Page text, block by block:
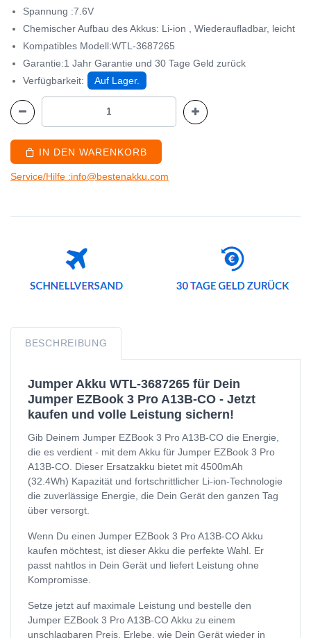
Spannung :7.6V
Chemischer Aufbau des Akkus: Li-ion , Wiederaufladbar, leicht
Kompatibles Modell:WTL-3687265
Garantie:1 Jahr Garantie und 30 Tage Geld zurück
Verfügbarkeit:
Auf Lager.
IN DEN WARENKORB
Service/Hilfe :info@bestenakku.com
BESCHREIBUNG
Jumper Akku WTL-3687265 für Dein
Jumper EZBook 3 Pro A13B-CO - Jetzt
kaufen und volle Leistung sichern!
Gib Deinem Jumper EZBook 3 Pro A13B-CO die Energie,
die es verdient - mit dem Akku für Jumper EZBook 3 Pro
A13B-CO. Dieser Ersatzakku bietet mit 4500mAh
(32.4Wh) Kapazität und fortschrittlicher Li-ion-Technologie
die zuverlässige Energie, die Dein Gerät den ganzen Tag
über versorgt.
Wenn Du einen Jumper EZBook 3 Pro A13B-CO Akku
kaufen möchtest, ist dieser Akku die perfekte Wahl. Er
passt nahtlos in Dein Gerät und liefert Leistung ohne
Kompromisse.
Setze jetzt auf maximale Leistung und bestelle den
Jumper EZBook 3 Pro A13B-CO Akku zu einem
unschlagbaren Preis. Erlebe, wie Dein Gerät wieder in